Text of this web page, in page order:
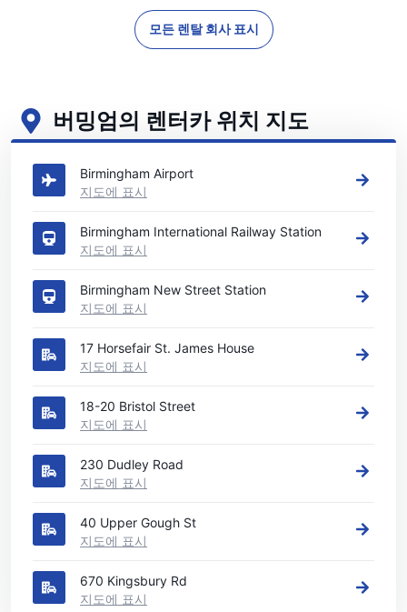
모든 렌탈 회사 표시
버밍엄의 렌터카 위치 지도
버밍엄의 주요 렌터카 영업소 보기
Birmingham Airport
지도에 표시
Birmingham International Railway Station
지도에 표시
Birmingham New Street Station
지도에 표시
17 Horsefair St. James House
지도에 표시
18-20 Bristol Street
지도에 표시
230 Dudley Road
지도에 표시
40 Upper Gough St
지도에 표시
670 Kingsbury Rd
지도에 표시